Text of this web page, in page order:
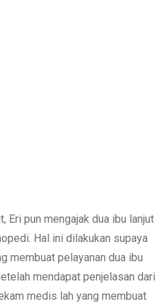
Eri pun mengajak dua ibu lanjut
Hal ini dilakukan supaya
membuat pelayanan dua ibu
mendapat penjelasan dari
medis lah yang membuat